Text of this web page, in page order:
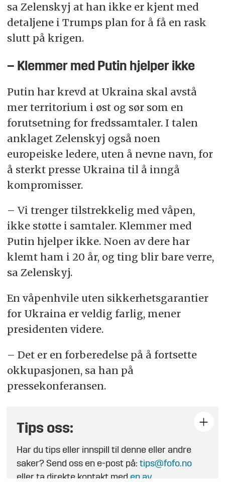
sa Zelenskyj at han ikke er kjent med
detaljene i Trumps plan for å få en rask
slutt på krigen.
– Klemmer med Putin hjelper ikke
Putin har krevd at Ukraina skal avstå
mer territorium i øst og sør som en
forutsetning for fredssamtaler. I talen
anklaget Zelenskyj også noen
europeiske ledere, uten å nevne navn, for
å sterkt presse Ukraina til å inngå
kompromisser.
– Vi trenger tilstrekkelig med våpen,
ikke støtte i samtaler. Klemmer med
Putin hjelper ikke. Noen av dere har
klemt ham i 20 år, og ting blir bare verre,
sa Zelenskyj.
En våpenhvile uten sikkerhetsgarantier
for Ukraina er veldig farlig, mener
presidenten videre.
– Det er en forberedelse på å fortsette
okkupasjonen, sa han på
pressekonferansen.
Tips oss:
Har du tips eller innspill til denne eller andre
saker? Send oss en e-post på:tips@fofo.no
eller ta direkte kontakt med en av